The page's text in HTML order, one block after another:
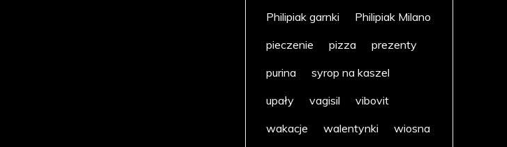
Philipiak garnki
Philipiak Milano
pieczenie
pizza
prezenty
purina
syrop na kaszel
upały
vagisil
vibovit
wakacje
walentynki wiosna